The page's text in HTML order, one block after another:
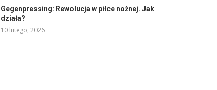
Gegenpressing: Rewolucja w piłce nożnej. Jak
działa?
10 lutego, 2026